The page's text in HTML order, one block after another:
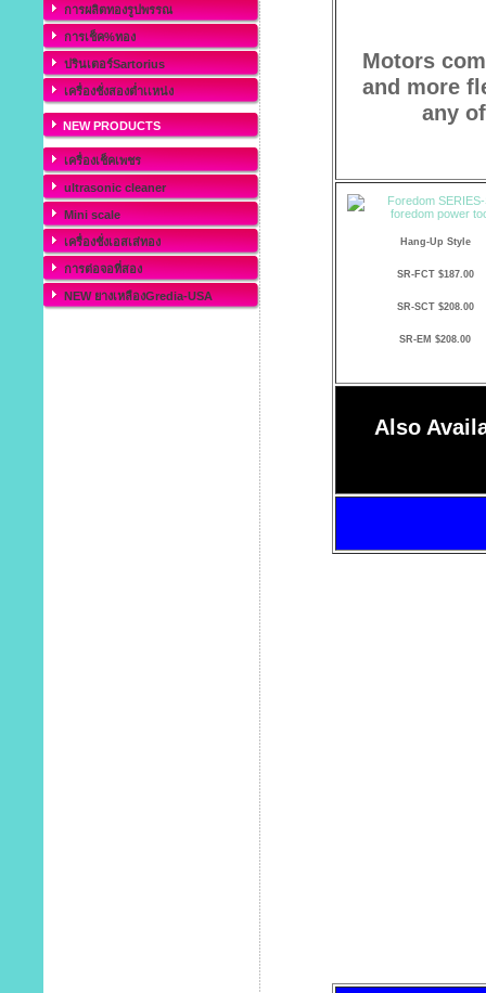
การผลิตทองรูปพรรณ
การเช็ค%ทอง
ปรินเตอร์Sartorius
เครื่องชั่งสองต่ำเเหน่ง
NEW PRODUCTS
เครื่องเช็คเพชร
ultrasonic cleaner
Mini scale
เครื่องชั่งเอสเส่ทอง
การต่อจอที่สอง
NEW ยางเหลืองGredia-USA
Motors
and more
any
Hang-Up Style
SR-FCT $187.00
SR-SCT $208.00
SR-EM $208.00
Also